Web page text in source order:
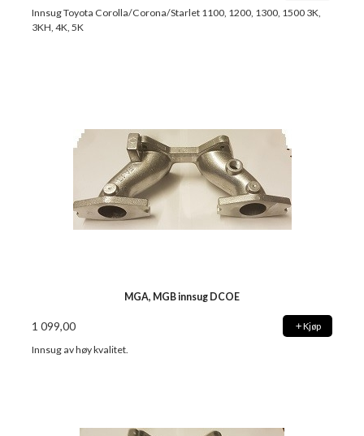
Innsug Toyota Corolla/Corona/Starlet 1100, 1200, 1300, 1500 3K,
3KH, 4K, 5K
MGA, MGB innsug DCOE
1 099,00 Kjøp
Innsug av høy kvalitet.